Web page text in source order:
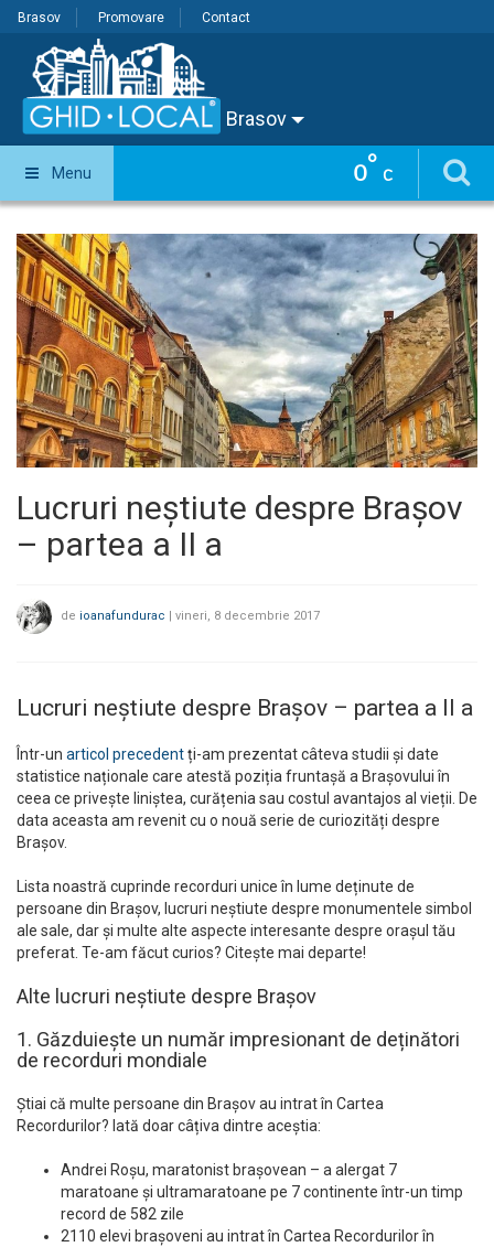
Brasov Promovare Contact
Brasov
0° C
Menu
Lucruri neștiute despre Brașov
– partea a II a
de ioanafundurac | vineri, 8 decembrie 2017
Lucruri neștiute despre Brașov – partea a II a
Într-un articol precedentți-am prezentat câteva studii și date
statistice naționale care atestă poziția fruntașă a Brașovului în
ceea ce privește liniștea, curățenia sau costul avantajos al vieții. De
data aceasta am revenit cu o nouă serie de curiozități despre
Brașov.
Lista noastră cuprinde recorduri unice în lume deținute de
persoane din Brașov, lucruri neștiute despre monumentele simbol
ale sale, dar și multe alte aspecte interesante despre orașul tău
preferat. Te-am făcut curios? Citește mai departe!
Alte lucruri neștiute despre Brașov
1. Găzduiește un număr impresionant de deținători
de recorduri mondiale
Știai că multe persoane din Brașov au intrat în Cartea
Recordurilor? Iată doar câțiva dintre aceștia:
Andrei Roșu, maratonist brașovean – a alergat 7
maratoane și ultramaratoane pe 7 continente într-un timp
record de 582 zile
2110 elevi brașoveni au intrat în Cartea Recordurilor în